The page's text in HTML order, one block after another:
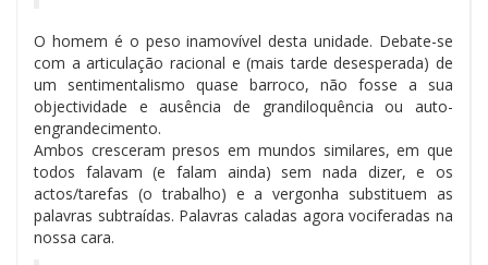
O homem é o peso inamovível desta unidade. Debate-se
com a articulação racional e (mais tarde desesperada) de
um sentimentalismo quase barroco, não fosse a sua
objectividade e ausência de grandiloquência ou auto-
engrandecimento.
Ambos cresceram presos em mundos similares, em que
todos falavam (e falam ainda) sem nada dizer, e os
actos/tarefas (o trabalho) e a vergonha substituem as
palavras subtraídas. Palavras caladas agora vociferadas na
nossa cara.